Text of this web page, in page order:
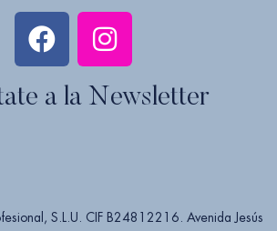
a la Newsletter
S.L.U. CIF B24812216. Avenida Jesús